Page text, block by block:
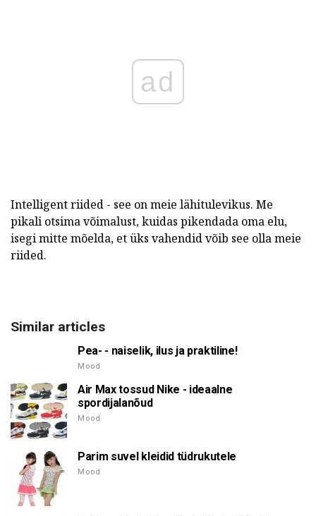
ad
Intelligent riided - see on meie lähitulevikus. Me
pikali otsima võimalust, kuidas pikendada oma elu,
isegi mitte mõelda, et üks vahendid võib see olla meie
riided.
Similar articles
Pea- - naiselik, ilus ja praktiline!
Mood
Air Max tossud Nike - ideaalne
spordijalanõud
Mood
Parim suvel kleidid tüdrukutele
Mood